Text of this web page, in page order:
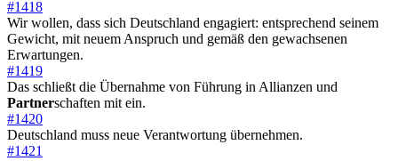
#1418
Wir wollen, dass sich Deutschland engagiert: entsprechend seinem
Gewicht, mit neuem Anspruch und gemäß den gewachsenen
Erwartungen.
#1419
Das schließt die Übernahme von Führung in Allianzen und
Partnerschaften mit ein.
#1420
Deutschland muss neue Verantwortung übernehmen.
#1421